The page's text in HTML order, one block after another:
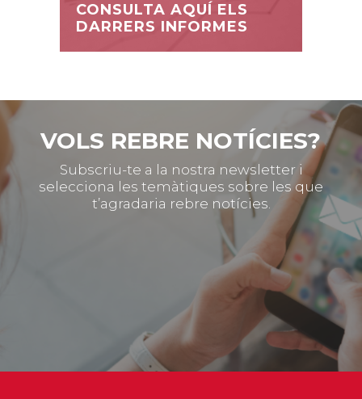
CONSULTA AQUÍ ELS
DARRERS INFORMES
VOLS REBRE NOTÍCIES?
Subscriu-te a la nostra newsletter i
selecciona les temàtiques sobre les que
t’agradaria rebre notícies.